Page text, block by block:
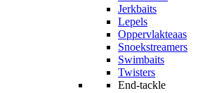
Jerkbaits
Lepels
Oppervlakteaas
Snoekstreamers
Swimbaits
Twisters
End-tackle